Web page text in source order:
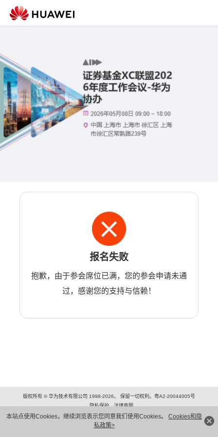
本站点使用Cookies，继续浏览表示您同意我们使用Cookies。 Cookies和隐
私政策>
报名失败
抱歉，由于参会席位已满，您的参会申请未通
过，感谢您的支持与信赖！
版权所有 © 华为技术有限公司 1998-2026。 保留一切权利。粤A2-20044005号
隐私保护
法律声明